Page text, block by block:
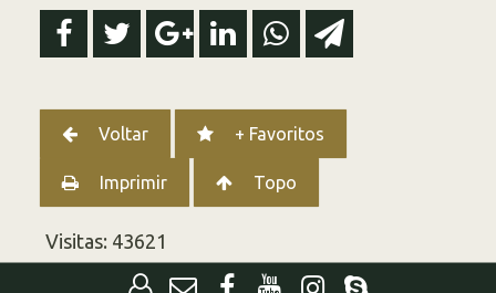
Voltar + Favoritos
Imprimir Topo
Visitas: 43621